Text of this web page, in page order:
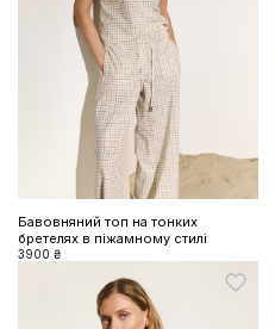
Бавовняний топ на тонких
бретелях в піжамному стилі
3900 ₴